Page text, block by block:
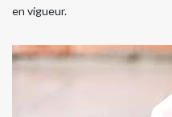
en vigueur.